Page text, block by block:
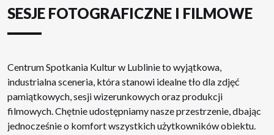
SESJE FOTOGRAFICZNE I FILMOWE
Centrum Spotkania Kultur w Lublinie to wyjątkowa,
industrialna sceneria, która stanowi idealne tło dla zdjęć
pamiątkowych, sesji wizerunkowych oraz produkcji
filmowych. Chętnie udostępniamy nasze przestrzenie, dbając
jednocześnie o komfort wszystkich użytkowników obiektu.